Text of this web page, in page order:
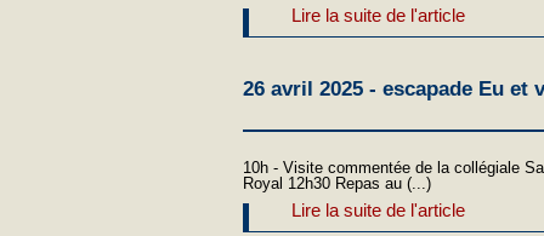
Lire la suite de l'article
26 avril 2025 - escapade Eu et
10h - Visite commentée de la collégiale
Royal 12h30 Repas au (...)
Lire la suite de l'article